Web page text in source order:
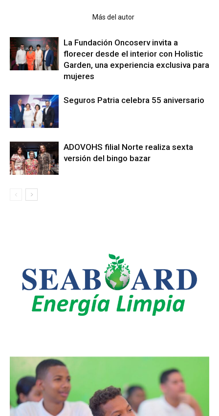
Más del autor
La Fundación Oncoserv invita a
florecer desde el interior con Holistic
Garden, una experiencia exclusiva para
mujeres
Seguros Patria celebra 55 aniversario
ADOVOHS filial Norte realiza sexta
versión del bingo bazar